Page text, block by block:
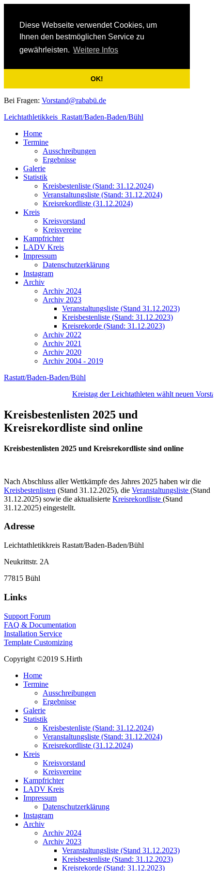
Diese Webseite verwendet Cookies, um
Ihnen den bestmöglichen Service zu
gewährleisten. Weitere Infos
OK!
Bei Fragen: Vorstand@rababü.de
Leichtathletikkeis Rastatt/Baden-Baden/Bühl
Home
Termine
Ausschreibungen
Ergebnisse
Galerie
Statistik
Kreisbestenliste (Stand: 31.12.2024)
Veranstaltungsliste (Stand: 31.12.2024)
Kreisrekordliste (31.12.2024)
Kreis
Kreisvorstand
Kreisvereine
Kampfrichter
LADV Kreis
Impressum
Datenschutzerklärung
Instagram
Archiv
Archiv 2024
Archiv 2023
Veranstaltungsliste (Stand 31.12.2023)
Kreisbestenliste (Stand: 31.12.2023)
Kreisrekorde (Stand: 31.12.2023)
Archiv 2022
Archiv 2021
Archiv 2020
Archiv 2004 - 2019
Rastatt/Baden-Baden/Bühl
Kreistag der Leichtathleten wählt neuen
Kreisbestenlisten 2025 und
Kreisrekordliste sind online
Kreisbestenlisten 2025 und Kreisrekordliste sind online
Nach Abschluss aller Wettkämpfe des Jahres 2025 haben wir die
Kreisbestenlisten (Stand 31.12.2025), die Veranstaltungsliste (Stand
31.12.2025) sowie die aktualisierte Kreisrekordliste (Stand
31.12.2025) eingestellt.
Adresse
Leichtathletikkreis Rastatt/Baden-Baden/Bühl
Neukrittstr. 2A
77815 Bühl
Links
Support Forum
FAQ & Documentation
Installation Service
Template Customizing
Copyright ©2019 S.Hirth
Home
Termine
Ausschreibungen
Ergebnisse
Galerie
Statistik
Kreisbestenliste (Stand: 31.12.2024)
Veranstaltungsliste (Stand: 31.12.2024)
Kreisrekordliste (31.12.2024)
Kreis
Kreisvorstand
Kreisvereine
Kampfrichter
LADV Kreis
Impressum
Datenschutzerklärung
Instagram
Archiv
Archiv 2024
Archiv 2023
Veranstaltungsliste (Stand 31.12.2023)
Kreisbestenliste (Stand: 31.12.2023)
Kreisrekorde (Stand: 31.12.2023)